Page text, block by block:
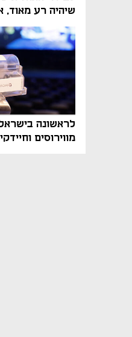
הממשלה תיפול"
לראשונה
מווירוסים